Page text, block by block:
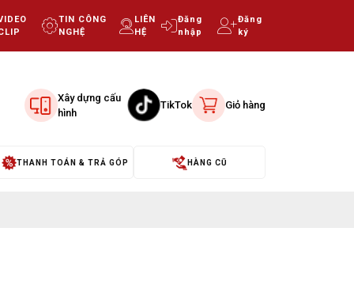
TIN CÔNG
NGHỆ
LIÊN
HỆ
Đăng
nhập
Đăng
ký
Xây dựng cấu
hình
TikTok Giỏ hàng
THANH TOÁN & TRẢ GÓP HÀNG CŨ